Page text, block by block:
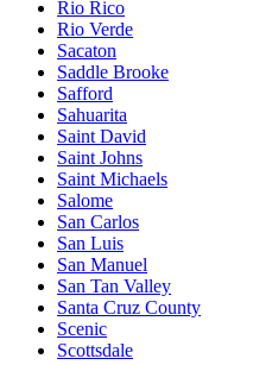
Rio Rico
Rio Verde
Sacaton
Saddle Brooke
Safford
Sahuarita
Saint David
Saint Johns
Saint Michaels
Salome
San Carlos
San Luis
San Manuel
San Tan Valley
Santa Cruz County
Scenic
Scottsdale